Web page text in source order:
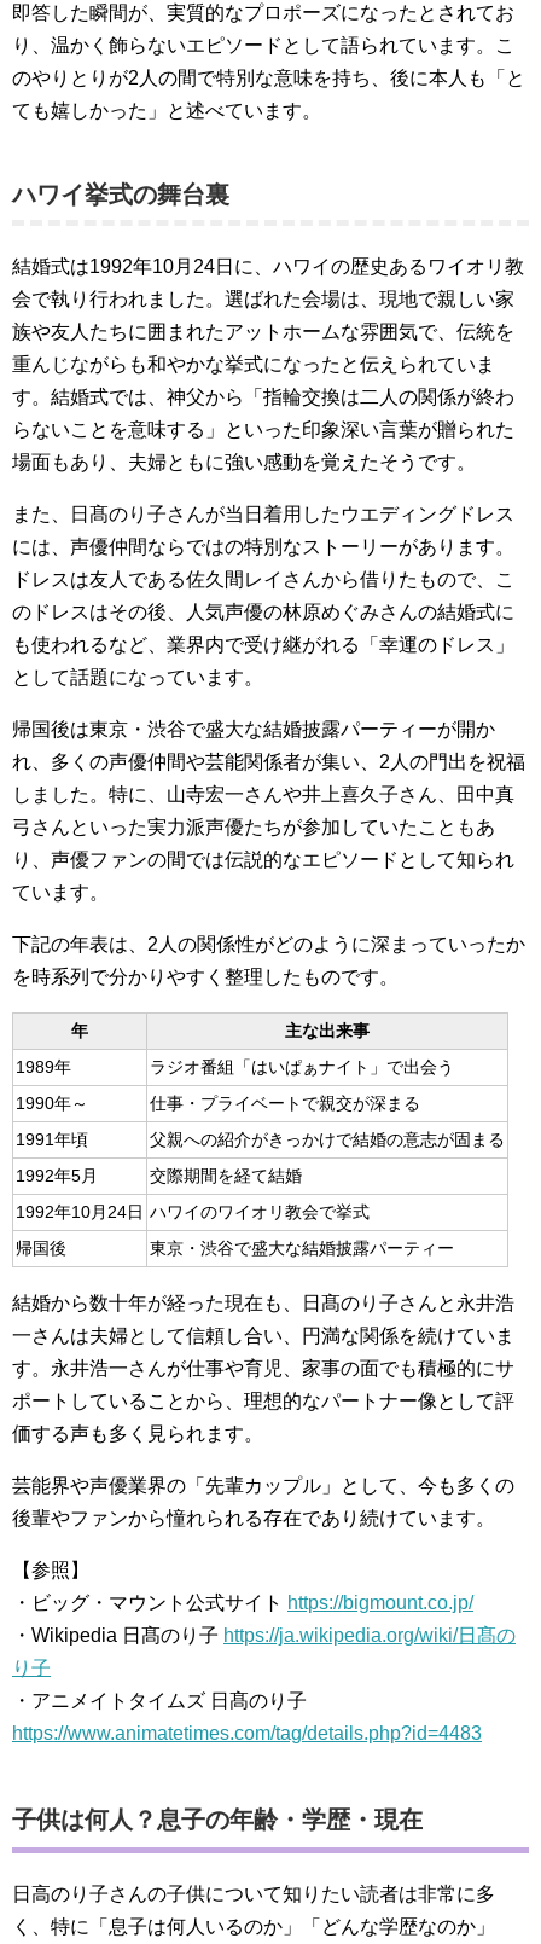
即答した瞬間が、実質的なプロポーズになったとされてお
り、温かく飾らないエピソードとして語られています。こ
のやりとりが2人の間で特別な意味を持ち、後に本人も「と
ても嬉しかった」と述べています。
ハワイ挙式の舞台裏
結婚式は1992年10月24日に、ハワイの歴史あるワイオリ教
会で執り行われました。選ばれた会場は、現地で親しい家
族や友人たちに囲まれたアットホームな雰囲気で、伝統を
重んじながらも和やかな挙式になったと伝えられていま
す。結婚式では、神父から「指輪交換は二人の関係が終わ
らないことを意味する」といった印象深い言葉が贈られた
場面もあり、夫婦ともに強い感動を覚えたそうです。
また、日髙のり子さんが当日着用したウエディングドレス
には、声優仲間ならではの特別なストーリーがあります。
ドレスは友人である佐久間レイさんから借りたもので、こ
のドレスはその後、人気声優の林原めぐみさんの結婚式に
も使われるなど、業界内で受け継がれる「幸運のドレス」
として話題になっています。
帰国後は東京・渋谷で盛大な結婚披露パーティーが開か
れ、多くの声優仲間や芸能関係者が集い、2人の門出を祝福
しました。特に、山寺宏一さんや井上喜久子さん、田中真
弓さんといった実力派声優たちが参加していたこともあ
り、声優ファンの間では伝説的なエピソードとして知られ
ています。
下記の年表は、2人の関係性がどのように深まっていったか
を時系列で分かりやすく整理したものです。
年
主な出来事
1989年
ラジオ番組「はいぱぁナイト」で出会う
1990年～
仕事・プライベートで親交が深まる
1991年頃
父親への紹介がきっかけで結婚の意志が固まる
1992年5月
交際期間を経て結婚
1992年10月24日 ハワイのワイオリ教会で挙式
帰国後
東京・渋谷で盛大な結婚披露パーティー
結婚から数十年が経った現在も、日髙のり子さんと永井浩
一さんは夫婦として信頼し合い、円満な関係を続けていま
す。永井浩一さんが仕事や育児、家事の面でも積極的にサ
ポートしていることから、理想的なパートナー像として評
価する声も多く見られます。
芸能界や声優業界の「先輩カップル」として、今も多くの
後輩やファンから憧れられる存在であり続けています。
【参照】
・ビッグ・マウント公式サイト https://bigmount.co.jp/
・Wikipedia 日髙のり子 https://ja.wikipedia.org/wiki/日髙の
り子
・アニメイトタイムズ 日髙のり子
https://www.animatetimes.com/tag/details.php?id=4483
子供は何人？息子の年齢・学歴・現在
日高のり子さんの子供について知りたい読者は非常に多
く、特に「息子は何人いるのか」「どんな学歴なのか」